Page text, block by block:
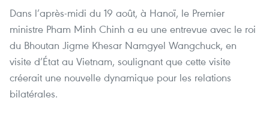
Dans l’après-midi du 19 août, à Hanoï, le Premier
ministre Pham Minh Chinh a eu une entrevue avec le roi
du Bhoutan Jigme Khesar Namgyel Wangchuck, en
visite d’État au Vietnam, soulignant que cette visite
créerait une nouvelle dynamique pour les relations
bilatérales.